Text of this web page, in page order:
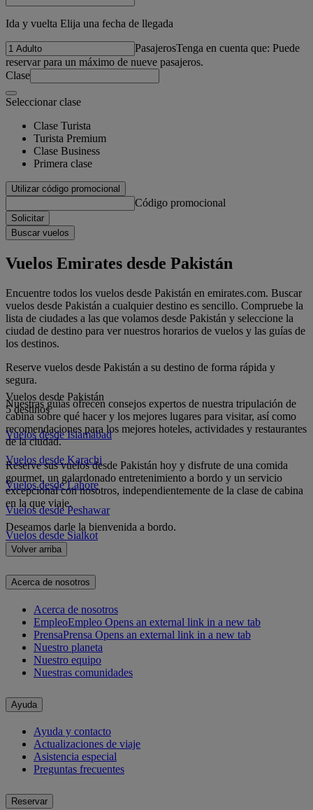
Ida y vuelta Elija una fecha de llegada
PasajerosTenga en cuenta que: Puede
reservar para un máximo de nueve pasajeros.
Clase
Seleccionar clase
Clase Turista
Turista Premium
Clase Business
Primera clase
Utilizar código promocional
Código promocional
Solicitar
Buscar vuelos
Vuelos Emirates desde Pakistán
Encuentre todos los vuelos desde Pakistán en emirates.com. Buscar
vuelos desde Pakistán a cualquier destino es sencillo. Compruebe la
lista de ciudades a las que volamos desde Pakistán y seleccione la
ciudad de destino para ver nuestros horarios de vuelos y las guías de
los destinos.
Reserve vuelos desde Pakistán a su destino de forma rápida y
segura.
Nuestras guías ofrecen consejos expertos de nuestra tripulación de
cabina sobre qué hacer y los mejores lugares para visitar, así como
recomendaciones para los mejores hoteles, actividades y restaurantes
de la ciudad.
Reserve sus vuelos desde Pakistán hoy y disfrute de una comida
gourmet, un galardonado entretenimiento a bordo y un servicio
excepcional con nosotros, independientemente de la clase de cabina
en la que viaje.
Deseamos darle la bienvenida a bordo.
Vuelos desde Pakistán
5 destinos
Vuelos desde Islamabad
Vuelos desde Karachi
Vuelos desde Lahore
Vuelos desde Peshawar
Vuelos desde Sialkot
Volver arriba
Acerca de nosotros
Acerca de nosotros
EmpleoEmpleo Opens an external link in a new tab
PrensaPrensa Opens an external link in a new tab
Nuestro planeta
Nuestro equipo
Nuestras comunidades
Ayuda
Ayuda y contacto
Actualizaciones de viaje
Asistencia especial
Preguntas frecuentes
Reservar